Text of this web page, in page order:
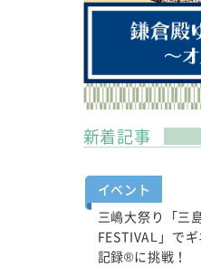
新着記事
イベント
三嶋大祭り「三
FESTIVAL」で
記録®に挑戦！